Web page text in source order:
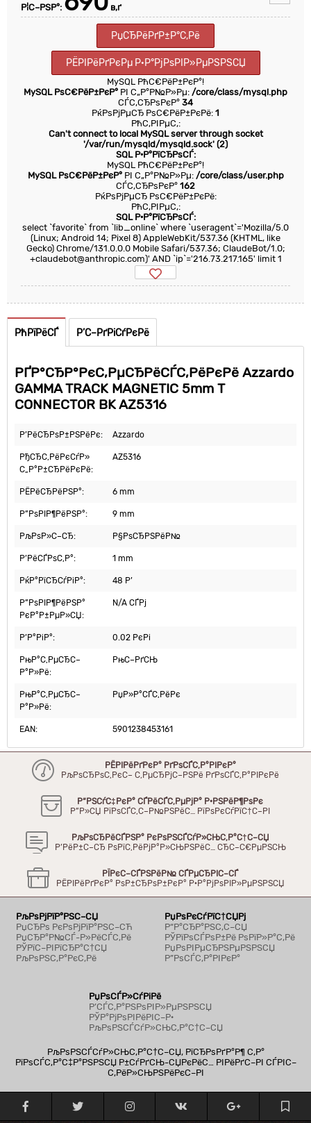
Р¦С–РЅР°: в‚ґ
РџСЂРёРґР±Р°С‚Рё
РЁРІРёРґРєРµ Р·Р°РјРѕРІР»РµРЅРЅСЏ
MySQL РћС€РёР±РєР°!
MySQL РѕС€РёР±РєР° РІ С„Р°Р№Р»Рµ: /core/class/mysql.php
СЃС‚СЂРѕРєР° 34
РќРѕРјРµСЂ РѕС€РёР±РєРё: 1
РћС‚РІРµС‚:
Can't connect to local MySQL server through socket
'/var/run/mysqld/mysqld.sock' (2)
SQL Р·Р°РїСЂРѕСЃ:
MySQL РћС€РёР±РєР°!
MySQL РѕС€РёР±РєР°РІ С„Р°Р№Р»Рµ: /core/class/user.php
СЃС‚СЂРѕРєР° 162
РќРѕРјРµСЂ РѕС€РёР±РєРё:
РћС‚РІРµС‚:
SQL Р·Р°РїСЂРѕСЃ:
select `favorite` from `lib_online` where `useragent`='Mozilla/5.0
(Linux; Android 14; Pixel 8) AppleWebKit/537.36 (KHTML, like
Gecko) Chrome/131.0.0.0 Mobile Safari/537.36; ClaudeBot/1.0;
+claudebot@anthropic.com)' AND `ip`='216.73.217.165' limit 1
РћРїРёСЃ Р’С–РґРіСѓРєРё
РҐР°СЂР°РєС‚РµСЂРёСЃС‚РёРєРё Azzardo
GAMMA TRACK MAGNETIC 5mm T
CONNECTOR BK AZ5316
Р’РёСЂРѕР±РЅРёРє: Azzardo
РђСЂС‚РёРєСѓР»
С„Р°Р±СЂРёРєРё:
AZ5316
РЁРёСЂРёРЅР°: 6 mm
Р”РѕРІР¶РёРЅР°: 9 mm
РљРѕР»С–СЂ: Р§РѕСЂРЅРёР№
Р’РёСЃРѕС‚Р°: 1 mm
РќР°РїСЂСѓРіР°: 48 Р’
Р”РѕРІР¶РёРЅР°
РєР°Р±РµР»СЏ:
N/A СЃРј
Р’Р°РіР°: 0.02 РєРі
РњР°С‚РµСЂС–
Р°Р»Рё:
РњС–РґСЊ
РњР°С‚РµСЂС–
Р°Р»Рё:
РџР»Р°СЃС‚РёРє
EAN: 5901238453161
РЁРІРёРґРєР° РґРѕСЃС‚Р°РІРєР°
РљРѕСЂРѕС‚РєС– С‚РµСЂРјС–РЅРё РґРѕСЃС‚Р°РІРєРё
Р“РЅСѓС‡РєР° СЃРёСЃС‚РµРјР° Р·РЅРёР¶РѕРє
Р”Р»СЏ РїРѕСЃС‚С–Р№РЅРёС… РїРѕРєСѓРїС†С–РІ
РљРѕСЂРёСЃРЅР° РєРѕРЅСЃСѓР»СЊС‚Р°С†С–СЏ
Р’РёР±С–СЂ РѕРїС‚РёРјР°Р»СЊРЅРёС… СЂС–С€РµРЅСЊ
РЇРєС–СЃРЅРёР№ СЃРµСЂРІС–СЃ
РЁРІРёРґРєР° РѕР±СЂРѕР±РєР° Р·Р°РјРѕРІР»РµРЅРЅСЏ
РљРѕРјРїР°РЅС–СЏ
РџСЂРѕ РєРѕРјРїР°РЅС–СЋ
РџСЂР°Р№СЃ-Р»РёСЃС‚Рё
РЎРїС–РІРїСЂР°С†СЏ
РљРѕРЅС‚Р°РєС‚Рё
РџРѕРєСѓРїС†СЏРј
Р“Р°СЂР°РЅС‚С–СЏ
РЎРїРѕСЃРѕР±Рё РѕРїР»Р°С‚Рё
РџРѕРІРµСЂРЅРµРЅРЅСЏ
Р”РѕСЃС‚Р°РІРєР°
РџРѕСЃР»СѓРіРё
Р’СЃС‚Р°РЅРѕРІР»РµРЅРЅСЏ
РЎР°РјРѕРІРёРІС–Р·
РљРѕРЅСЃСѓР»СЊС‚Р°С†С–СЏ
РљРѕРЅСЃСѓР»СЊС‚Р°С†С–СЏ, РїСЂРѕРґР°Р¶ С‚Р°
РїРѕСЃС‚Р°С‡Р°РЅРЅСЏ Р±СѓРґСЊ-СЏРєРёС… РІРёРґС–РІ СЃРІС–
С‚РёР»СЊРЅРёРєС–РІ